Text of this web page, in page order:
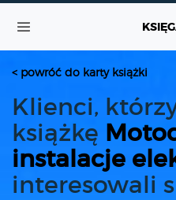
< powróć do karty książki
Klienci,
książkę
instalacje
interesowali